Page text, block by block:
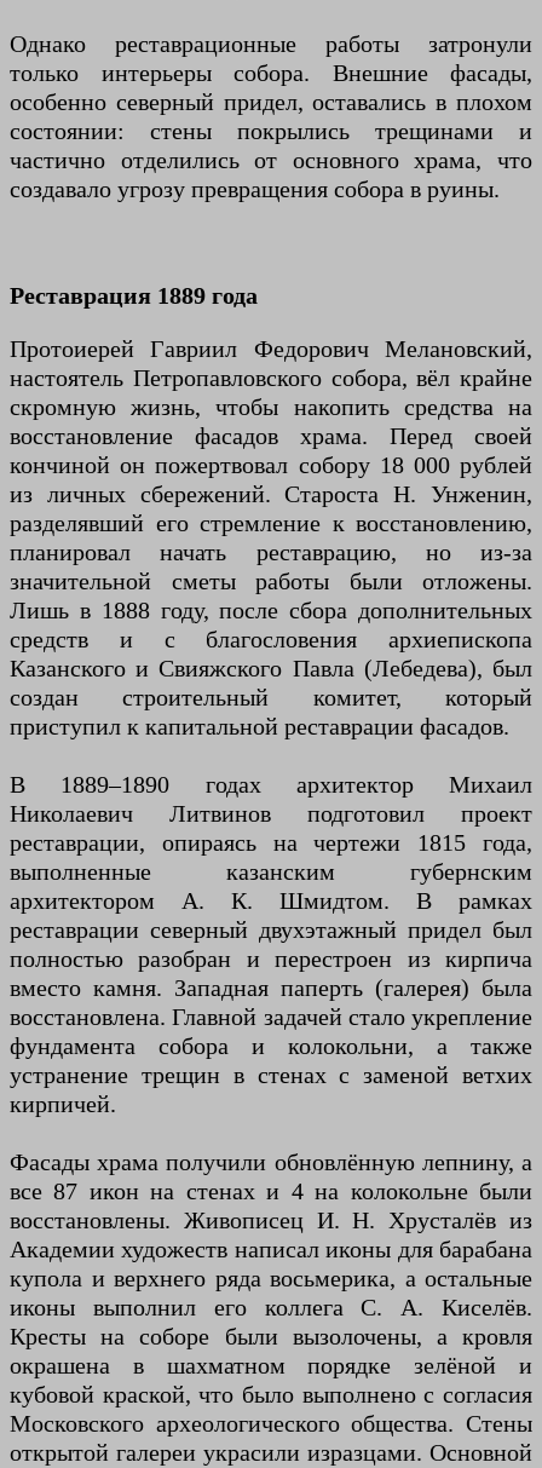
Однако реставрационные работы затронули
только интерьеры собора. Внешние фасады,
особенно северный придел, оставались в плохом
состоянии: стены покрылись трещинами и
частично отделились от основного храма, что
создавало угрозу превращения собора в руины.
Реставрация 1889 года
Протоиерей Гавриил Федорович Мелановский,
настоятель Петропавловского собора, вёл крайне
скромную жизнь, чтобы накопить средства на
восстановление фасадов храма. Перед своей
кончиной он пожертвовал собору 18 000 рублей
из личных сбережений. Староста Н. Унженин,
разделявший его стремление к восстановлению,
планировал начать реставрацию, но из-за
значительной сметы работы были отложены.
Лишь в 1888 году, после сбора дополнительных
средств и с благословения архиепископа
Казанского и Свияжского Павла (Лебедева), был
создан строительный комитет, который
приступил к капитальной реставрации фасадов.
В 1889–1890 годах архитектор Михаил
Николаевич Литвинов подготовил проект
реставрации, опираясь на чертежи 1815 года,
выполненные казанским губернским
архитектором А. К. Шмидтом. В рамках
реставрации северный двухэтажный придел был
полностью разобран и перестроен из кирпича
вместо камня. Западная паперть (галерея) была
восстановлена. Главной задачей стало укрепление
фундамента собора и колокольни, а также
устранение трещин в стенах с заменой ветхих
кирпичей.
Фасады храма получили обновлённую лепнину, а
все 87 икон на стенах и 4 на колокольне были
восстановлены. Живописец И. Н. Хрусталёв из
Академии художеств написал иконы для барабана
купола и верхнего ряда восьмерика, а остальные
иконы выполнил его коллега С. А. Киселёв.
Кресты на соборе были вызолочены, а кровля
окрашена в шахматном порядке зелёной и
кубовой краской, что было выполнено с согласия
Московского археологического общества. Стены
открытой галереи украсили изразцами. Основной